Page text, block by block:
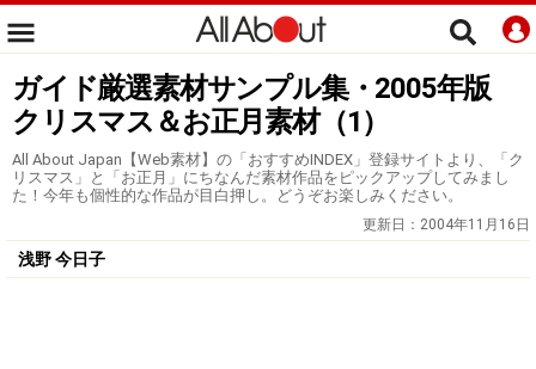
ガイド厳選素材サンプル集・2005年版
クリスマス＆お正月素材（1）
All About Japan【Web素材】の「おすすめINDEX」登録サイトより、「ク
リスマス」と「お正月」にちなんだ素材作品をピックアップしてみまし
た！今年も個性的な作品が目白押し。どうぞお楽しみください。
更新日： 2004年11月16日
浅野 今日子